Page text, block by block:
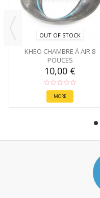
OUT OF STOCK
KHEO CHAMBRE À AIR 8
POUCES
10,00 €
MORE